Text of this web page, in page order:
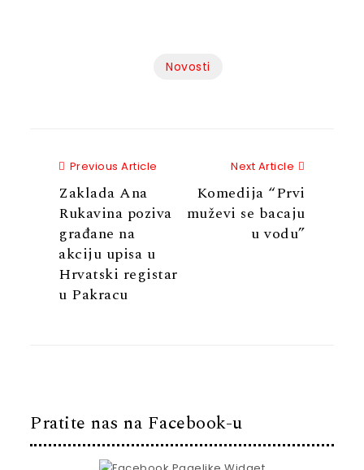
Novosti
Previous Article Previous Article
Zaklada Ana
Rukavina poziva
građane na
akciju upisa u
Hrvatski registar
u Pakracu
Next Article
Komedija “Prvi
muževi se bacaju
u vodu”
Pratite nas na Facebook-u